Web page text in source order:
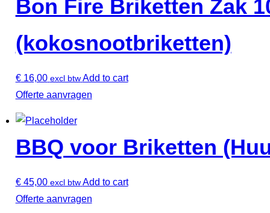
Bon Fire Briketten Zak
(kokosnootbriketten)
€16,00 excl btw Add to cart
Offerte aanvragen
BBQ voor Briketten
€45,00 excl btw Add to cart
Offerte aanvragen